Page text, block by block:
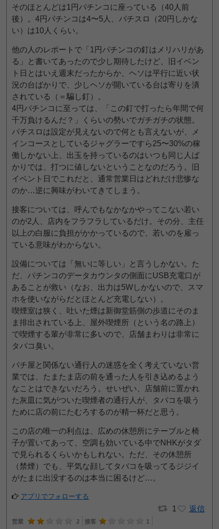
そのほとんどは1円パチンコに座っている（40人前
後）。4円パチンコは4〜5人、パチスロ（20円しかな
い）は10人くらい。
他の人のレポートで「1円パチンコの釘はメリハリがあ
る」と書いてあったので少し期待したけど、旧イベン
ト日とはいえ週末だったからか、ヘソは平行に近い状
況の台ばかりで、少しヘソが開いている台は寄りを潰
されている（＝騙し釘）。
4円パチンコに至っては、「この釘で打ったら年間で何
千万負けるんだ？」くらいの勢いでガチガチの状態。
パチスロは設定が見えないので何とも言えないが、メ
インコースとしているジャグラーですら25〜30%の稼
働しかない上、出玉を持っているのはいつも同じ人ば
かりでは、打つに値しないということなのだろう。旧
イベント日でこれだと、通常営業日はどれだけ悲惨な
のか…逆に興味がわいてきてしまう。
接客については、呼んでもなかなかやってこない若い
のが2人、店内をフラフラしているだけ。その分、主任
以上の白服に負担がかかっているので、若いのを雇っ
ている意味がわからない。
設備については「無いに等しい」と言うしかない。た
だ、パチンコのデータカウンタの側面にUSB充電口が
あることが救い（なお、出力は5Wしかないので、スマ
ホを使いながらだとほとんど充電しない）。
喫煙室は狭く、吐いた煙は新御堂筋側の歩道にそのま
ま排出されている上、屋外喫煙所（という名の路上）
で喫煙する輩が非常に多いので、店舗まわりは非常に
タバコ臭い。
パチ屋と関係ない通行人の迷惑を全く考えていない営
業では、たまたま店の前を通った人を引き込めるよう
なことはできないだろう。せいぜい、店舗前に置かれ
た灰皿に気がついた喫煙者の通行人が、タバコを吸う
ために店の前にたむろするのが精一杯だと思う。
この店の唯一の利点は、広めの休憩所にテーブルと椅
子が置いてあって、空調も効いている中でNHKがタダ
で見られるくらいかもしれない。ただ、その休憩所
（禁煙）でも、平気な顔してタバコを吸ってるジジイ
がたまに出没するのは本当に困るけど…。
アプリでフォローする
1 返信
営業 2 接客 1